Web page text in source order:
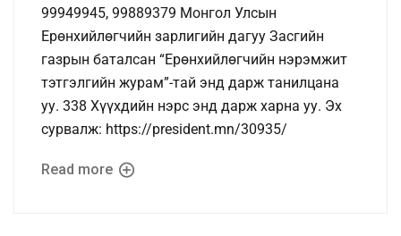
99949945, 99889379 Монгол Улсын
Ерөнхийлөгчийн зарлигийн дагуу Засгийн
газрын баталсан “Ерөнхийлөгчийн нэрэмжит
тэтгэлгийн журам”-тай энд дарж танилцана
уу. 338 Хүүхдийн нэрс энд дарж харна уу. Эх
сурвалж: https://president.mn/30935/
Read more